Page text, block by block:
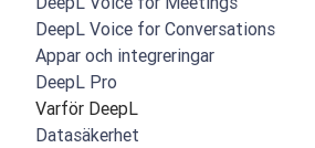
DeepL Voice for Conversations
Appar och integreringar
DeepL Pro
Varför DeepL
Datasäkerhet